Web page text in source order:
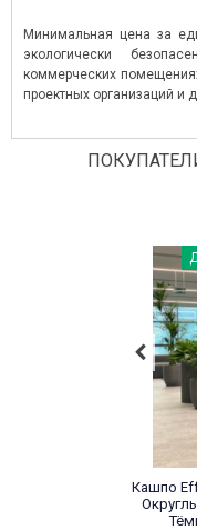
Минимальная цена за
экологически
коммерческих
проектных организаций и
Кашпо